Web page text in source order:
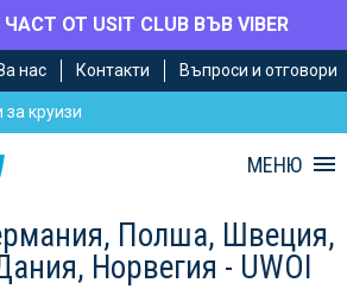
ОТ USIT CLUB ВЪВ VIBER
нас Контакти Въпроси и отговори
круизи
МЕНЮ
Полша, Швеция,
Норвегия - UWOI